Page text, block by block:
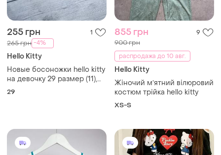
255 грн 1
265 грн -4%
Hello Kitty
Новые босоножки hello kitty
на девочку 29 размер (11),
по стельке 17,5 см
29
855 грн 9
900 грн
распродажа до 10 авг.
Hello Kitty
Жіночий мʼятний вілюровий
костюм трійка hello kitty
XS-S